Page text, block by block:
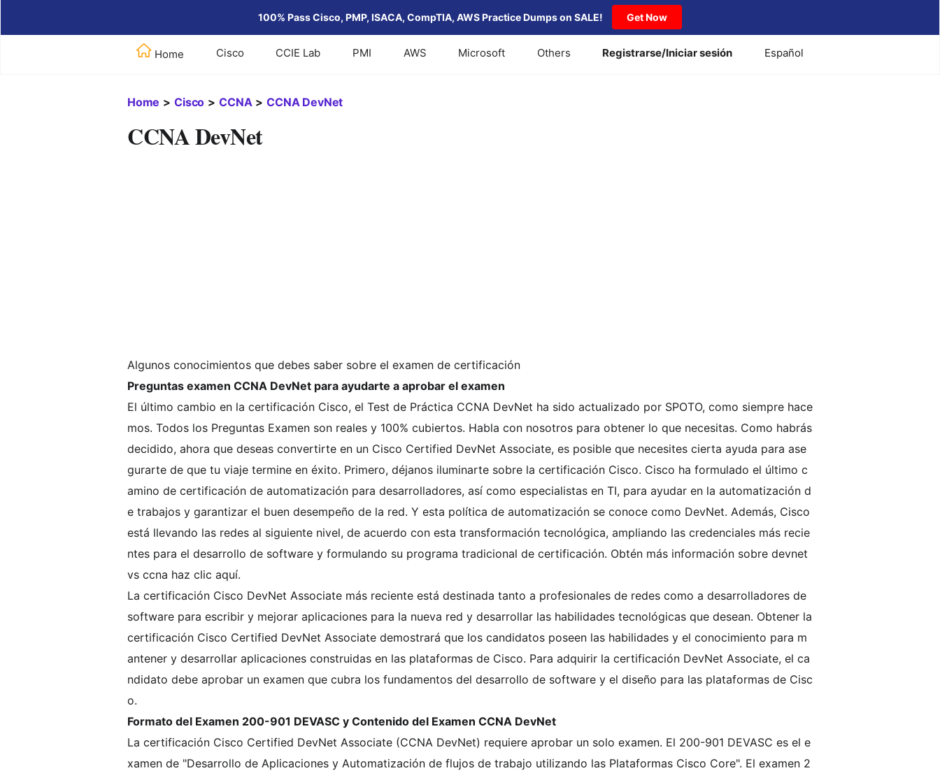
100% Pass Cisco, PMP, ISACA, CompTIA, AWS Practice Dumps on SALE! Get Now
Home Cisco CCIE Lab PMI AWS Microsoft Others Registrarse/Iniciar sesión Español
Home > Cisco > CCNA > CCNA DevNet
CCNA DevNet
Algunos conocimientos que debes saber sobre el examen de certificación
Preguntas examen CCNA DevNet para ayudarte a aprobar el examen
El último cambio en la certificación Cisco, el Test de Práctica CCNA DevNet ha sido actualizado por SPOTO, como siempre hace
mos. Todos los Preguntas Examen son reales y 100% cubiertos. Habla con nosotros para obtener lo que necesitas. Como habrás
decidido, ahora que deseas convertirte en un Cisco Certified DevNet Associate, es posible que necesites cierta ayuda para ase
gurarte de que tu viaje termine en éxito. Primero, déjanos iluminarte sobre la certificación Cisco. Cisco ha formulado el último c
amino de certificación de automatización para desarrolladores, así como especialistas en TI, para ayudar en la automatización d
e trabajos y garantizar el buen desempeño de la red. Y esta política de automatización se conoce como DevNet. Además, Cisco
está llevando las redes al siguiente nivel, de acuerdo con esta transformación tecnológica, ampliando las credenciales más recie
ntes para el desarrollo de software y formulando su programa tradicional de certificación. Obtén más información sobre devnet
vs ccna haz clic aquí.
La certificación Cisco DevNet Associate más reciente está destinada tanto a profesionales de redes como a desarrolladores de
software para escribir y mejorar aplicaciones para la nueva red y desarrollar las habilidades tecnológicas que desean. Obtener la
certificación Cisco Certified DevNet Associate demostrará que los candidatos poseen las habilidades y el conocimiento para m
antener y desarrollar aplicaciones construidas en las plataformas de Cisco. Para adquirir la certificación DevNet Associate, el ca
ndidato debe aprobar un examen que cubra los fundamentos del desarrollo de software y el diseño para las plataformas de Cisc
o.
Formato del Examen 200-901 DEVASC y Contenido del Examen CCNA DevNet
La certificación Cisco Certified DevNet Associate (CCNA DevNet) requiere aprobar un solo examen. El 200-901 DEVASC es el e
xamen de "Desarrollo de Aplicaciones y Automatización de flujos de trabajo utilizando las Plataformas Cisco Core". El examen 2